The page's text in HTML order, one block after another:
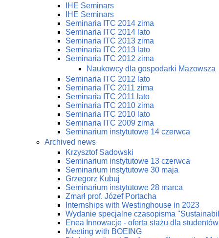
IHE Seminars
IHE Seminars
Seminaria ITC 2014 zima
Seminaria ITC 2014 lato
Seminaria ITC 2013 zima
Seminaria ITC 2013 lato
Seminaria ITC 2012 zima
Naukowcy dla gospodarki Mazowsza
Seminaria ITC 2012 lato
Seminaria ITC 2011 zima
Seminaria ITC 2011 lato
Seminaria ITC 2010 zima
Seminaria ITC 2010 lato
Seminaria ITC 2009 zima
Seminarium instytutowe 14 czerwca
Archived news
Krzysztof Sadowski
Seminarium instytutowe 13 czerwca
Seminarium instytutowe 30 maja
Grzegorz Kubuj
Seminarium instytutowe 28 marca
Zmarł prof. Józef Portacha
Internships with Westinghouse in 2023
Wydanie specjalne czasopisma
Enea Innowacje - oferta stażu dla
Meeting with BOEING